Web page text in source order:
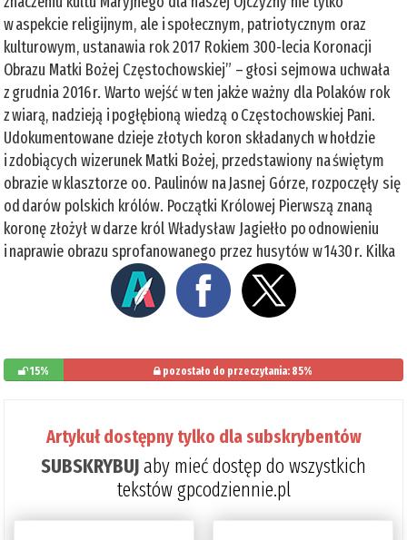
w aspekcie religijnym, ale i społecznym, patriotycznym oraz
kulturowym, ustanawia rok 2017 Rokiem 300-lecia Koronacji
Obrazu Matki Bożej Częstochowskiej” – głosi sejmowa uchwała
z grudnia 2016 r. Warto wejść w ten jakże ważny dla Polaków rok
z wiarą, nadzieją i pogłębioną wiedzą o Częstochowskiej Pani.
Udokumentowane dzieje złotych koron składanych w hołdzie
i zdobiących wizerunek Matki Bożej, przedstawiony na świętym
obrazie w klasztorze oo. Paulinów na Jasnej Górze, rozpoczęły się
od darów polskich królów. Początki Królowej Pierwszą znaną
koronę złożył w darze król Władysław Jagiełło po odnowieniu
i naprawie obrazu sprofanowanego przez husytów w 1430 r. Kilka
15% pozostało do przeczytania: 85%
Artykuł dostępny tylko dla subskrybentów
SUBSKRYBUJaby mieć dostęp do wszystkich
tekstów gpcodziennie.pl